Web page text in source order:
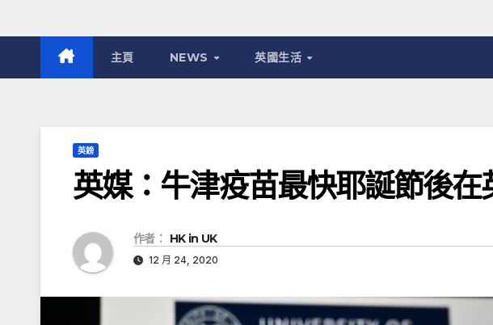
主頁 NEWS 英國生活
英鎊
英媒：牛津疫苗最快耶誕節後
作者： HK in UK
12 月 24, 2020